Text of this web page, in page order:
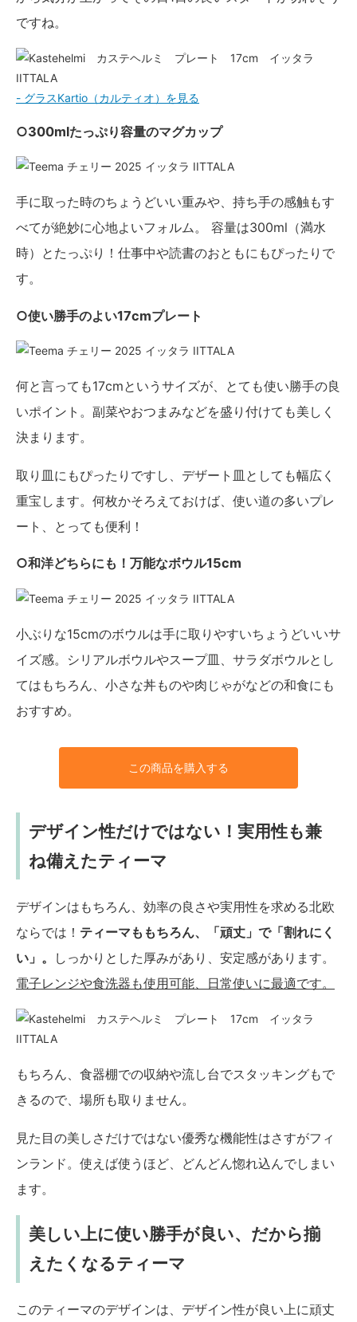
ですね。
- グラスKartio（カルティオ）を見る
○300mlたっぷり容量のマグカップ
手に取った時のちょうどいい重みや、持ち手の感触もす
べてが絶妙に心地よいフォルム。 容量は300ml（満水
時）とたっぷり！仕事中や読書のおともにもぴったりで
す。
○使い勝手のよい17cmプレート
何と言っても17cmというサイズが、とても使い勝手の良
いポイント。副菜やおつまみなどを盛り付けても美しく
決まります。
取り皿にもぴったりですし、デザート皿としても幅広く
重宝します。何枚かそろえておけば、使い道の多いプレ
ート、とっても便利！
○和洋どちらにも！万能なボウル15cm
小ぶりな15cmのボウルは手に取りやすいちょうどいいサ
イズ感。シリアルボウルやスープ皿、サラダボウルとし
てはもちろん、小さな丼ものや肉じゃがなどの和食にも
おすすめ。
この商品を購入する
デザイン性だけではない！実用性も兼
ね備えたティーマ
デザインはもちろん、効率の良さや実用性を求める北欧
ならでは！ ティーマももちろん、「頑丈」で「割れにく
い」。
しっかりとした厚みがあり、安定感があります。
電子レンジや食洗器も使用可能、日常使いに最適です。
もちろん、食器棚での収納や流し台でスタッキングもで
きるので、場所も取りません。
見た目の美しさだけではない優秀な機能性はさすがフィ
ンランド。使えば使うほど、どんどん惚れ込んでしまい
ます。
美しい上に使い勝手が良い、だから揃
えたくなるティーマ
このティーマのデザインは、デザイン性が良い上に頑丈